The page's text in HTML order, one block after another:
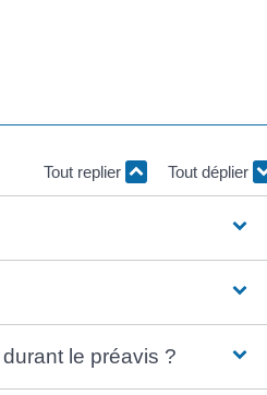
Tout replier Tout déplier
le préavis ?